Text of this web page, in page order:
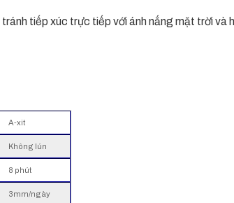
tiếp xúc trực tiếp với ánh nắng mặt trời và
A-xit
Không lún
8 phút
3mm/ngày